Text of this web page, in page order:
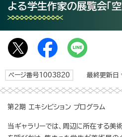
よる学生作家の展覧会「空
ページ番号1003820 最終更新日
第2期 エキシビション プログラム
当ギャラリーでは、周辺に所在する美